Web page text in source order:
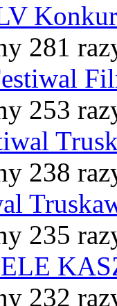
281
253
238
235
232